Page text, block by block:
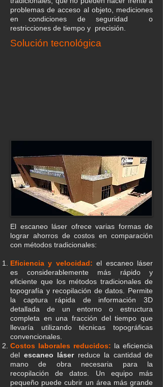
problemas de acceso al objeto, mediciones
en condiciones de seguridad o
restricciones de tiempo y precisión.
Solución tecnológica
El escaneo láser ofrece varias formas de
lograr ahorros de costos en comparación
con métodos tradicionales:​
Eficiencia y velocidad: el escaneo láser
es considerablemente más rápido y
eficiente que los métodos tradicionales de
topografía y recopilación de datos. Permite
la captura rápida de información 3D
detallada de un entorno o estructura
completa en una fracción del tiempo que
llevaría utilizando técnicas topográficas
convencionales.
Costos laborales reducidos: la eficiencia
del escaneo láserreduce la cantidad de
mano de obra necesaria para la
recopilación de datos. Un equipo más
pequeño puede cubrir un área más grande